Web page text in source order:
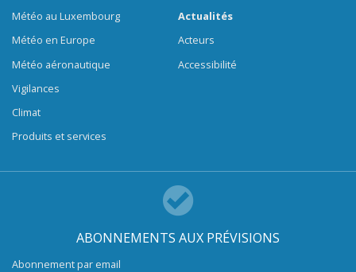
Météo au Luxembourg
Météo en Europe
Météo aéronautique
Vigilances
Climat
Produits et services
Actualités
Acteurs
Accessibilité
ABONNEMENTS AUX PRÉVISIONS
Abonnement par email